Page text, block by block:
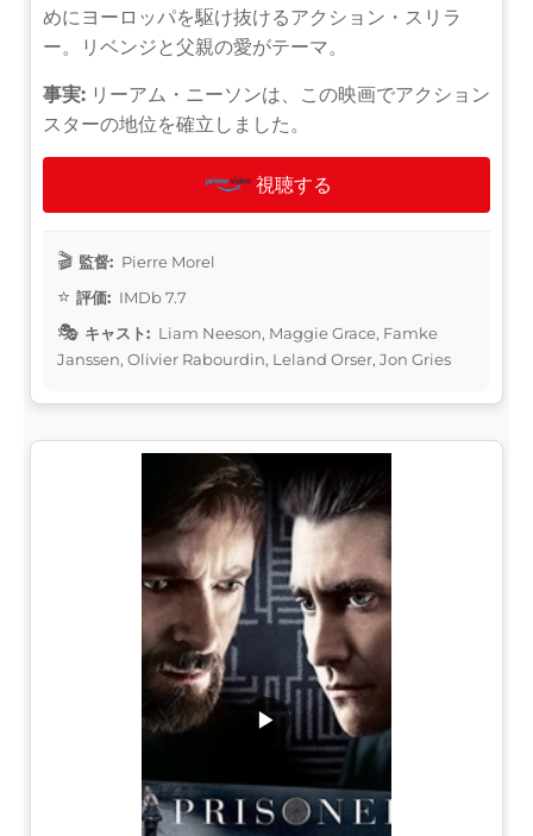
めにヨーロッパを駆け抜けるアクション・スリラ
ー。リベンジと父親の愛がテーマ。
事実: リーアム・ニーソンは、この映画でアクション
スターの地位を確立しました。
視聴する
監督: Pierre Morel
評価: IMDb 7.7
キャスト: Liam Neeson, Maggie Grace, Famke
Janssen, Olivier Rabourdin, Leland Orser, Jon Gries
▶